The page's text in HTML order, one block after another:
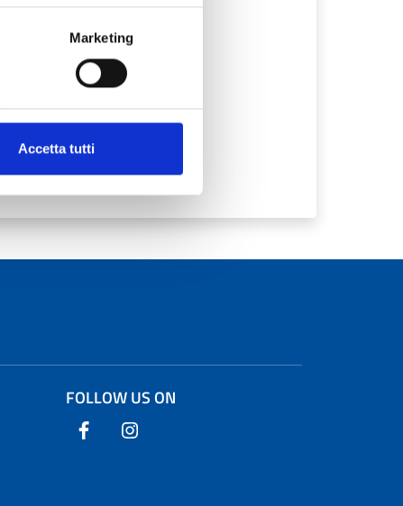
Marketing
Accetta tutti
FOLLOW US ON
Follow us on Facebook